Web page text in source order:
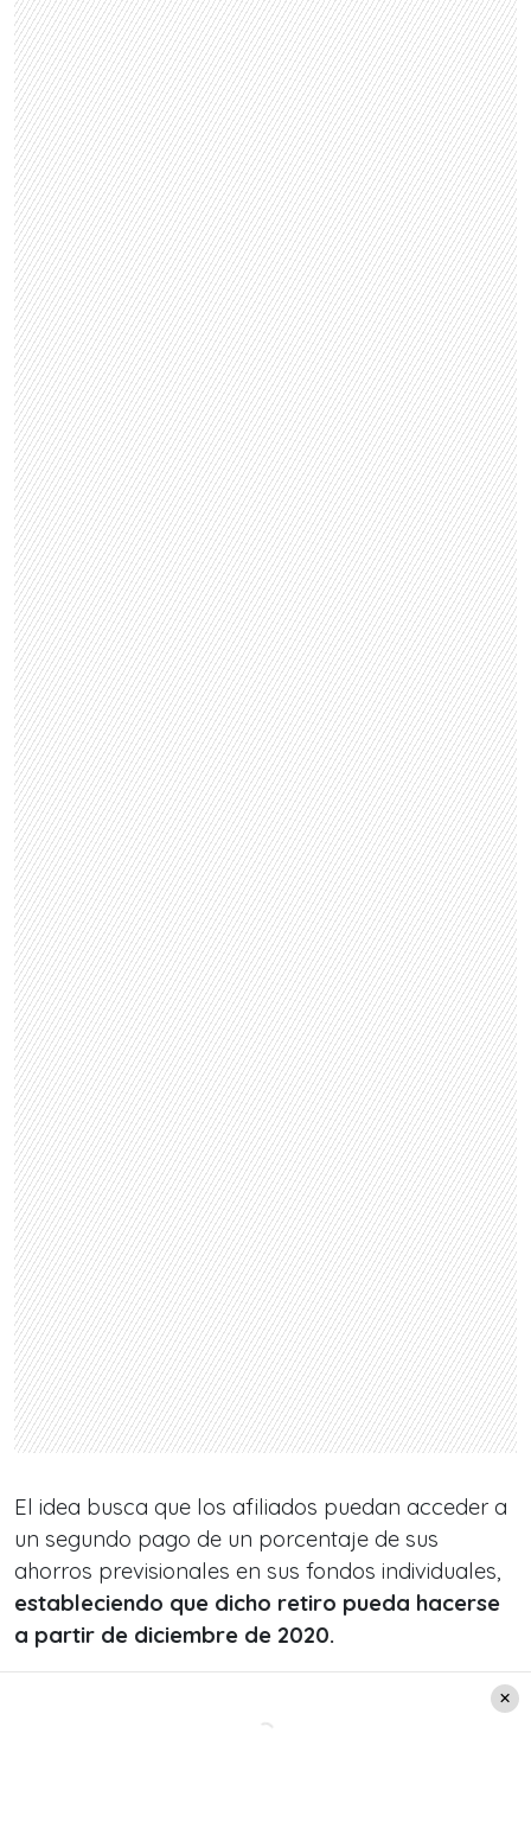
El idea busca que los afiliados puedan acceder a
un segundo pago de un porcentaje de sus
ahorros previsionales en sus fondos individuales,
estableciendo que dicho retiro pueda hacerse
a partir de diciembre de 2020.